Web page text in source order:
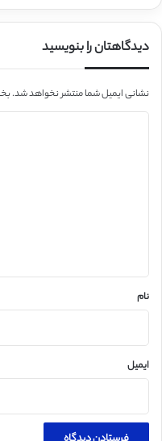
دیدگاهتان را بنویسید
نشانی ایمیل شما منتشر نخواهد شد.
نام
ایمیل